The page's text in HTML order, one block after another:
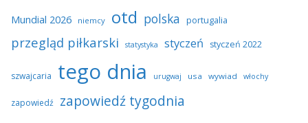
Mundial 2026 niemcy otd polska portugalia
przegląd piłkarski statystyka styczeń styczeń 2022
szwajcaria tego dnia urugwaj usa wywiad włochy
zapowiedź zapowiedź tygodnia